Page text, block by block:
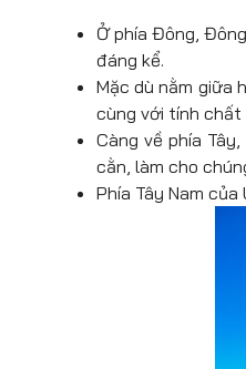
Ở phía Đông,
đáng kể.
Mặc dù nằm giữa
cùng với tính chất
Càng về phía
cằn, làm cho
Phía Tây Nam